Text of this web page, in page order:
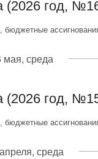
(2026 год,
бюджетные
мая, среда
(2026 год,
бюджетные
среда